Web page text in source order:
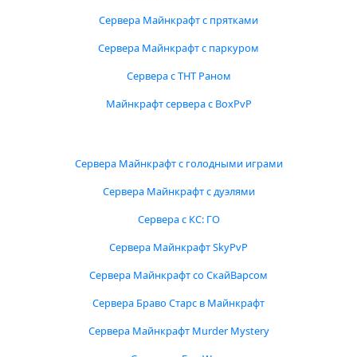
Сервера Майнкрафт с прятками
Сервера Майнкрафт с паркуром
Сервера с ТНТ Раном
Майнкрафт сервера с BoxPvP
Сервера Майнкрафт с голодными играми
Сервера Майнкрафт с дуэлями
Сервера с КС: ГО
Сервера Майнкрафт SkyPvP
Сервера Майнкрафт со СкайВарсом
Сервера Браво Старс в Майнкрафт
Сервера Майнкрафт Murder Mystery